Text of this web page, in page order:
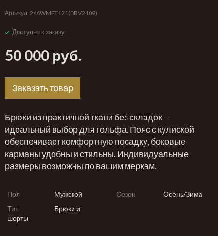
Артикул: 24AWMPT121(DBV2109)
Доступно к заказу
50 000 руб.
Заказать товар
Брюки из практичной ткани без складок —
идеальный выбор для гольфа. Пояс с кулиской
обеспечивает комфортную посадку, боковые
карманы удобны и стильны. Индивидуальные
размеры возможны по вашим меркам.
Пол Мужской Сезон
Осень/Зима
Тип
Брюки и
шорты